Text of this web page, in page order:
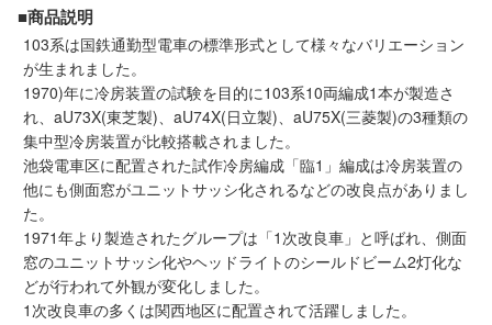
■商品説明
103系は国鉄通勤型電車の標準形式として様々なバリエーション
が生まれました。
1970)年に冷房装置の試験を目的に103系10両編成1本が製造さ
れ、aU73X(東芝製)、aU74X(日立製)、aU75X(三菱製)の3種類の
集中型冷房装置が比較搭載されました。
池袋電車区に配置された試作冷房編成「臨1」編成は冷房装置の
他にも側面窓がユニットサッシ化されるなどの改良点がありまし
た。
1971年より製造されたグループは「1次改良車」と呼ばれ、側面
窓のユニットサッシ化やヘッドライトのシールドビーム2灯化な
どが行われて外観が変化しました。
1次改良車の多くは関西地区に配置されて活躍しました。